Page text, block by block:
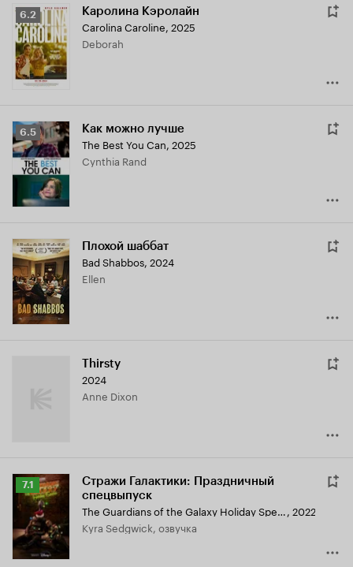
Рейтинг
Кинопоиска
6.2
6.2 Каролина Кэролайн
Carolina Caroline, 2025
Deborah
Рейтинг
Кинопоиска
6.5
6.5 Как можно лучше
The Best You Can, 2025
Cynthia Rand
Плохой шаббат
Bad Shabbos, 2024
Ellen
Thirsty
2024
Anne Dixon
Рейтинг
Кинопоиска
7.1
7.1
Стражи Галактики: Праздничный
спецвыпуск
The Guardians of the Galaxy Holiday Special, 2022
Kyra Sedgwick, озвучка